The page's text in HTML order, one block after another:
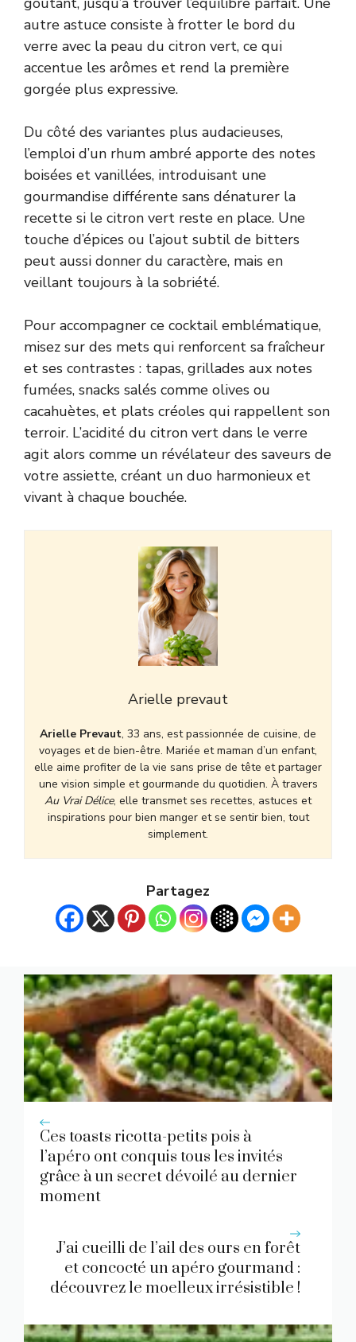
autre astuce consiste à frotter le bord du
verre avec la peau du citron vert, ce qui
accentue les arômes et rend la première
gorgée plus expressive.
Du côté des variantes plus audacieuses,
l’emploi d’un rhum ambré apporte des notes
boisées et vanillées, introduisant une
gourmandise différente sans dénaturer la
recette si le citron vert reste en place. Une
touche d’épices ou l’ajout subtil de bitters
peut aussi donner du caractère, mais en
veillant toujours à la sobriété.
Pour accompagner ce cocktail emblématique,
misez sur des mets qui renforcent sa fraîcheur
et ses contrastes : tapas, grillades aux notes
fumées, snacks salés comme olives ou
cacahuètes, et plats créoles qui rappellent son
terroir. L’acidité du citron vert dans le verre
agit alors comme un révélateur des saveurs de
votre assiette, créant un duo harmonieux et
vivant à chaque bouchée.
Arielle prevaut
Arielle Prevaut, 33 ans, est passionnée de cuisine, de
voyages et de bien-être. Mariée et maman d’un enfant,
elle aime profiter de la vie sans prise de tête et partager
une vision simple et gourmande du quotidien. À travers
Au Vrai Délice, elle transmet ses recettes, astuces et
inspirations pour bien manger et se sentir bien, tout
simplement.
Partagez
Ces toasts ricotta-petits pois à
l’apéro ont conquis tous les invités
grâce à un secret dévoilé au dernier
moment
J’ai cueilli de l’ail des ours en forêt
et concocté un apéro gourmand :
découvrez le moelleux irrésistible !